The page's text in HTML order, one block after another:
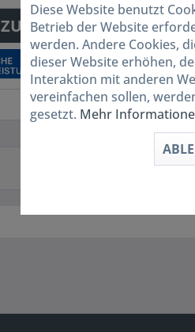
ZUM PRODUKT
Diese Website benutzt
Betrieb der Website
werden. Andere Cookies,
dieser Website erhöhen,
Interaktion mit anderen
vereinfachen sollen,
gesetzt. Mehr